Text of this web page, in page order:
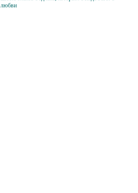
любви